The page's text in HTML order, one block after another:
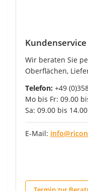
Kundenservice
Wir beraten Sie
Oberflächen,
Telefon: +49
Mo bis Fr: 09.00
Sa: 09.00 bis
E-Mail: